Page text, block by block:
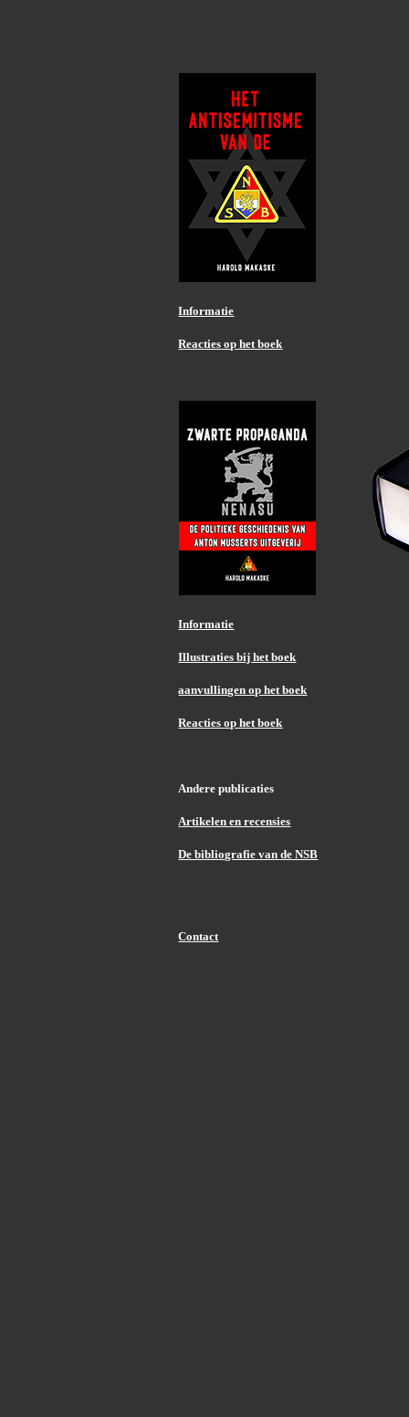
Informatie
Reacties op het boek
Informatie
Illustraties bij het boek
aanvullingen op het boek
Reacties op het boek
Andere publicaties
Artikelen en recensies
De bibliografie van de NSB
Contact